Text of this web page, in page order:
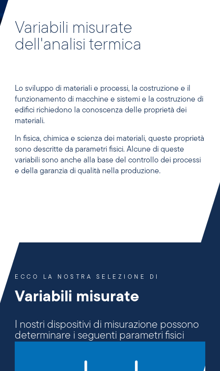
Variabili misurate
dell'analisi termica
Lo sviluppo di materiali e processi, la costruzione e il
funzionamento di macchine e sistemi e la costruzione di
edifici richiedono la conoscenza delle proprietà dei
materiali.
In fisica, chimica e scienza dei materiali, queste proprietà
sono descritte da parametri fisici. Alcune di queste
variabili sono anche alla base del controllo dei processi
e della garanzia di qualità nella produzione.
ECCO LA NOSTRA SELEZIONE DI
Variabili misurate
I nostri dispositivi di misurazione possono
determinare i seguenti parametri fisici